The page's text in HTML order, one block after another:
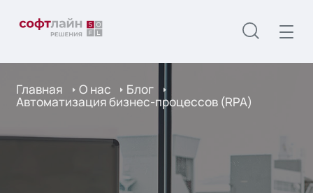
Главная О нас Блог
Автоматизация бизнес-процессов (RPA)